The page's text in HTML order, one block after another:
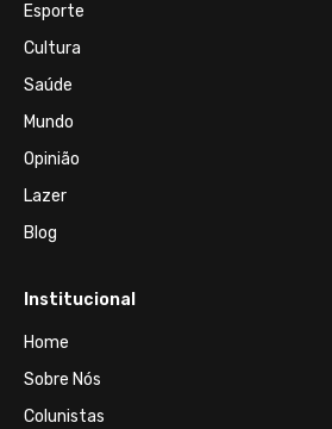
Esporte
Cultura
Saúde
Mundo
Opinião
Lazer
Blog
Institucional
Home
Sobre Nós
Colunistas